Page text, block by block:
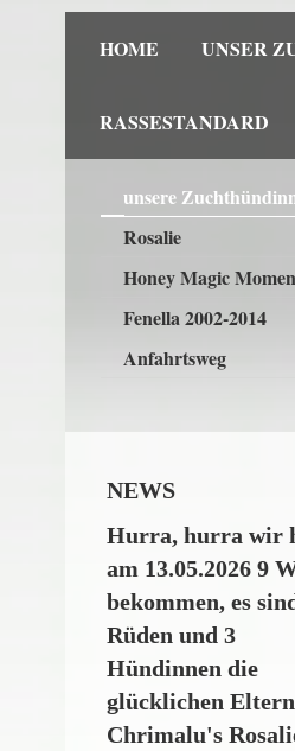
HOME UNSER
RASSESTANDARD
unsere
Rosalie
Honey Magic
Fenella 2002-2014
Anfahrtsweg
NEWS
Hurra, hurra wir
am 13.05.2026 9
bekommen, es
Rüden und 3
Hündinnen die
glücklichen
Chrimalu's